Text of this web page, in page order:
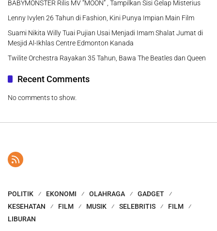
BABYMONSTER Rilis MV “MOON” , Tampilkan Sisi Gelap Misterius
Lenny Ivylen 26 Tahun di Fashion, Kini Punya Impian Main Film
Suami Nikita Willy Tuai Pujian Usai Menjadi Imam Shalat Jumat di
Mesjid Al-Ikhlas Centre Edmonton Kanada
Twilite Orchestra Rayakan 35 Tahun, Bawa The Beatles dan Queen
Recent Comments
No comments to show.
POLITIK EKONOMI OLAHRAGA
GADGET
KESEHATAN
FILM MUSIK SELEBRITIS
FILM
LIBURAN